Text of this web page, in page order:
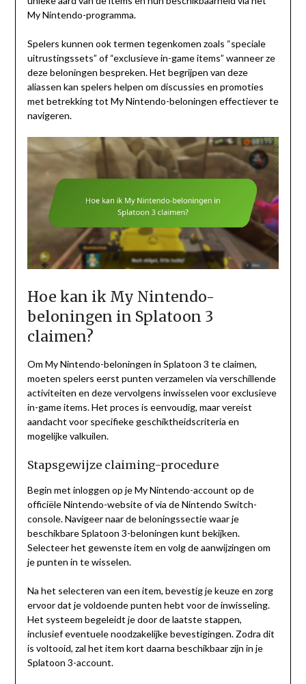
My Nintendo-programma.
Spelers kunnen ook termen tegenkomen zoals “speciale
uitrustingssets” of “exclusieve in-game items” wanneer ze
deze beloningen bespreken. Het begrijpen van deze
aliassen kan spelers helpen om discussies en promoties
met betrekking tot My Nintendo-beloningen effectiever te
navigeren.
Hoe kan ik My Nintendo-
beloningen in Splatoon 3
claimen?
Om My Nintendo-beloningen in Splatoon 3 te claimen,
moeten spelers eerst punten verzamelen via verschillende
activiteiten en deze vervolgens inwisselen voor exclusieve
in-game items. Het proces is eenvoudig, maar vereist
aandacht voor specifieke geschiktheidscriteria en
mogelijke valkuilen.
Stapsgewijze claiming-procedure
Begin met inloggen op je My Nintendo-account op de
officiële Nintendo-website of via de Nintendo Switch-
console. Navigeer naar de beloningssectie waar je
beschikbare Splatoon 3-beloningen kunt bekijken.
Selecteer het gewenste item en volg de aanwijzingen om
je punten in te wisselen.
Na het selecteren van een item, bevestig je keuze en zorg
ervoor dat je voldoende punten hebt voor de inwisseling.
Het systeem begeleidt je door de laatste stappen,
inclusief eventuele noodzakelijke bevestigingen. Zodra dit
is voltooid, zal het item kort daarna beschikbaar zijn in je
Splatoon 3-account.